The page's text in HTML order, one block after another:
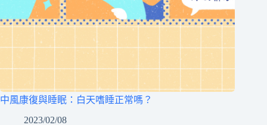
中風康復與睡眠：白天嗜睡正常嗎？
2023/02/08